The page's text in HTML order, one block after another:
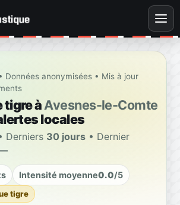
Données anonymisées • Mis à jour
tigre àAvesnes-le-Comte
locales
Derniers 30 jours • Dernier
Intensité moyenne0.0/5
tigre